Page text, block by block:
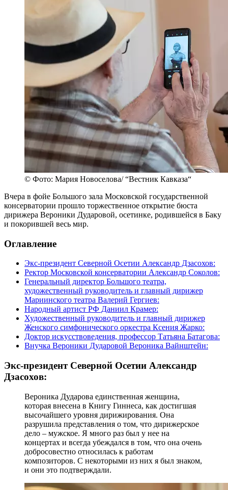
© Фото: Мария Новоселова/ “Вестник Кавказа“
Вчера в фойе Большого зала Московской государственной
консерватории прошло торжественное открытие бюста
дирижера Вероники Дударовой, осетинке, родившейся в Баку
и покорившей весь мир.
Оглавление
Экс-президент Северной Осетии Александр Дзасохов:
Ректор Московской консерватории Александр Соколов:
Генеральный директор Большого театра,
художественный руководитель и главный дирижер
Мариинского театра Валерий Гергиев:
Народный артист РФ Даниил Крамер:
Художественный руководитель и главный дирижер
Женского симфонического оркестра Ксения Жарко:
Доктор искусствоведения, профессор Татьяна Батагова:
Внучка Вероники Дударовой Вероника Вайнштейн:
Экс-президент Северной Осетии Александр
Дзасохов:
Вероника Дударова единственная женщина,
которая внесена в Книгу Гиннеса, как достигшая
высочайшего уровня дирижирования. Она
разрушила представления о том, что дирижерское
дело – мужское. Я много раз был у нее на
концертах и всегда убеждался в том, что она очень
добросовестно относилась к работам
композиторов. С некоторыми из них я был знаком,
и они это подтверждали.